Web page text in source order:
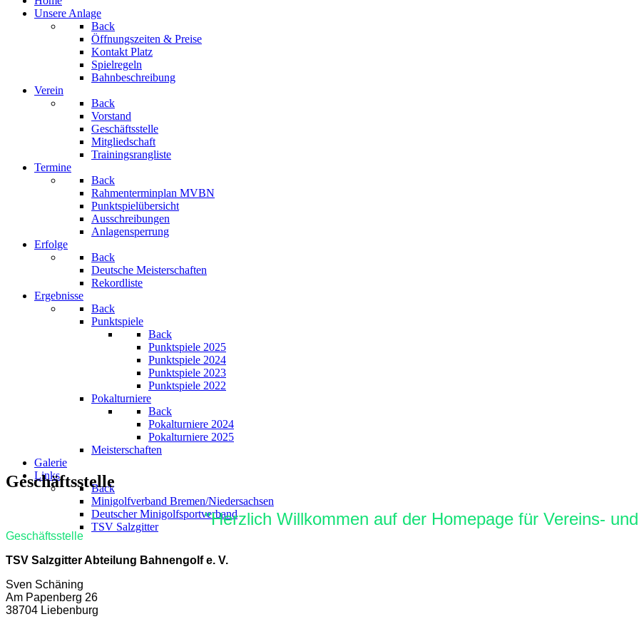
Unsere Anlage
Back
Öffnungszeiten & Preise
Kontakt Platz
Spielregeln
Bahnbeschreibung
Verein
Back
Vorstand
Geschäftsstelle
Mitgliedschaft
Trainingsrangliste
Termine
Back
Rahmenterminplan MVBN
Punktspielübersicht
Ausschreibungen
Anlagensperrung
Erfolge
Back
Deutsche Meisterschaften
Rekordliste
Ergebnisse
Back
Punktspiele
Back
Punktspiele 2025
Punktspiele 2024
Punktspiele 2023
Punktspiele 2022
Pokalturniere
Back
Pokalturniere 2024
Pokalturniere 2025
Meisterschaften
Galerie
Links
Back
Minigolfverband Bremen/Niedersachsen
Deutscher Minigolfsportverband
TSV Salzgitter
"Herzlich Willkommen auf der Homepage für Vereins-
Geschäftsstelle
Geschäftsstelle
TSV Salzgitter Abteilung Bahnengolf e. V.
Sven Schäning
Am Papenberg 26
38704 Liebenburg